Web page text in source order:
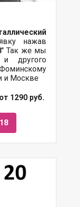
нажав
" Так же мы
и другого
и Москве
1290 руб.